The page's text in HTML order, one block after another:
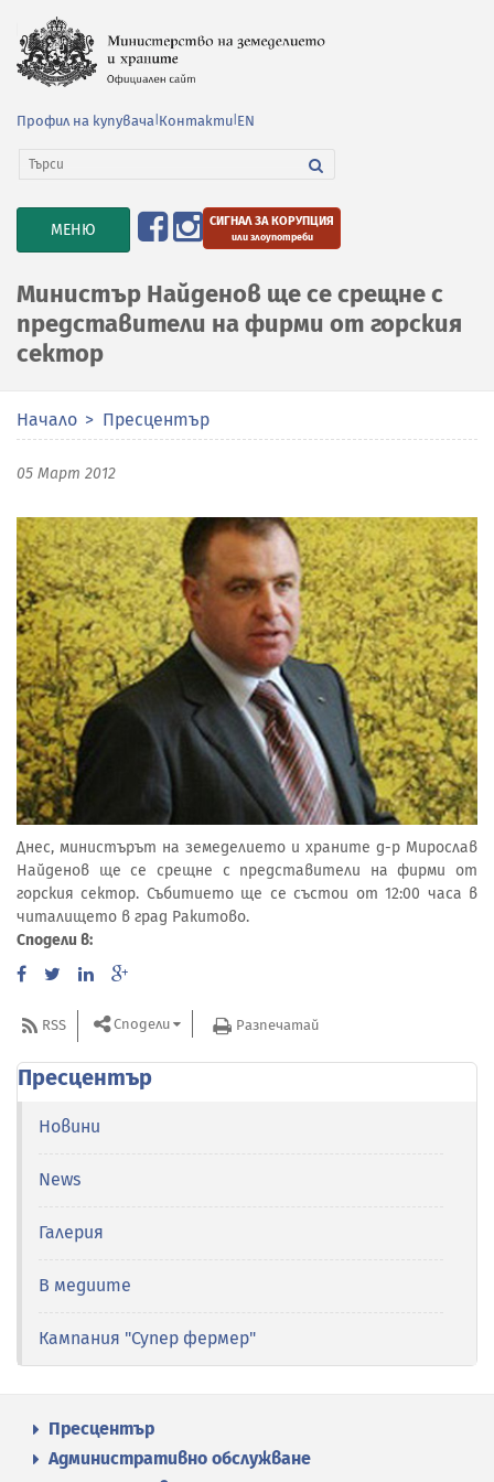
Профил на купувача Контакти EN
TOGGLE
NAVIGATION
МЕНЮ СИГНАЛ ЗА КОРУПЦИЯ
или злоупотреби
Министър Найденов ще се срещне с
представители на фирми от горския
сектор
Начало Пресцентър
05 Март 2012
Днес, министърът на земеделието и храните д-р Мирослав
Найденов ще се срещне с представители на фирми от
горския сектор. Събитието ще се състои от 12:00 часа в
читалището в град Ракитово.
Сподели в:
RSS Сподели Разпечатай
Пресцентър
Новини
News
Галерия
В медиите
Кампания "Супер фермер"
Пресцентър
Административно обслужване